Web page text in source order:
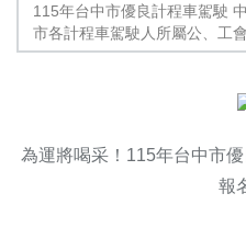
115年台中市優良計程車駕駛
市各計程車駕駛人所屬公、工
為運將喝采！115年台中市
報